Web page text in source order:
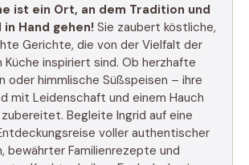
ist ein Ort, an dem Tradition und
in Hand gehen! Sie zaubert köstliche,
Gerichte, die von der Vielfalt der
inspiriert sind. Ob herzhafte
oder himmlische Süßspeisen – ihre
mit Leidenschaft und einem Hauch
Begleite Ingrid auf eine
voller authentischer
bewährter Familienrezepte und